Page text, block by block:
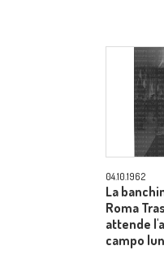
04.10.1962
La
Roma
attende
campo